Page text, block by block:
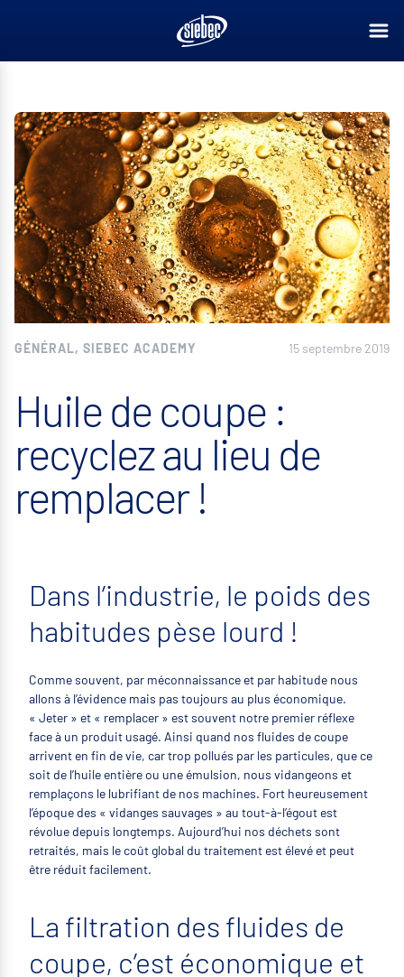
GÉNÉRAL, SIEBEC ACADEMY 15 septembre 2019
Huile de coupe :
recyclez au lieu de
remplacer !
Dans l’industrie, le poids des
habitudes pèse lourd !
Comme souvent, par méconnaissance et par habitude nous
allons à l’évidence mais pas toujours au plus économique.
« Jeter » et « remplacer » est souvent notre premier réflexe
face à un produit usagé. Ainsi quand nos fluides de coupe
arrivent en fin de vie, car trop pollués par les particules, que ce
soit de l’huile entière ou une émulsion, nous vidangeons et
remplaçons le lubrifiant de nos machines. Fort heureusement
l’époque des « vidanges sauvages » au tout-à-l’égout est
révolue depuis longtemps. Aujourd’hui nos déchets sont
retraités, mais le coût global du traitement est élevé et peut
être réduit facilement.
La filtration des fluides de
coupe, c’est économique et